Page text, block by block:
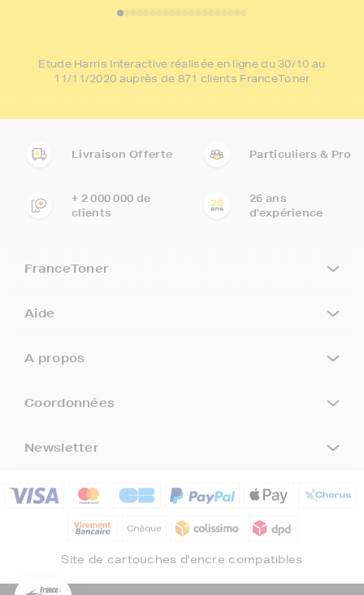
Etude Harris Interactive réalisée en ligne du 30/10 au
11/11/2020 auprès de 871 clients FranceToner
Livraison Offerte Particuliers & Pro
+ 2 000 000 de
clients
26 ans
d'expérience
FranceToner
Aide
A propos
Coordonnées
Newsletter
Site de cartouches d'encre compatibles
5€ offerts sur votre 1ère
Inscrivez-vous à notre newsletter, suivez notre actualité et
bénéficiez immédiatementd’une remise de 5€sur votre 1ère